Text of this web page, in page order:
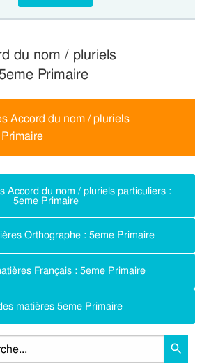
du nom / pluriels
Primaire
Accord du nom / pluriels
Accord du nom / pluriels particuliers :
5eme Primaire
Orthographe : 5eme Primaire
Français : 5eme Primaire
matières 5eme Primaire